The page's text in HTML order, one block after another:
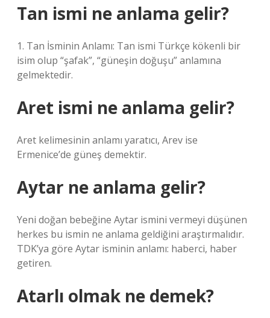
Tan ismi ne anlama gelir?
1. Tan İsminin Anlamı: Tan ismi Türkçe kökenli bir
isim olup “şafak”, “güneşin doğuşu” anlamına
gelmektedir.
Aret ismi ne anlama gelir?
Aret kelimesinin anlamı yaratıcı, Arev ise
Ermenice’de güneş demektir.
Aytar ne anlama gelir?
Yeni doğan bebeğine Aytar ismini vermeyi düşünen
herkes bu ismin ne anlama geldiğini araştırmalıdır.
TDK’ya göre Aytar isminin anlamı: haberci, haber
getiren.
Atarlı olmak ne demek?